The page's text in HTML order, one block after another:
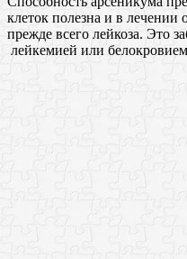
клеток полезна и в лечении
прежде всего лейкоза. Это
лейкемией или